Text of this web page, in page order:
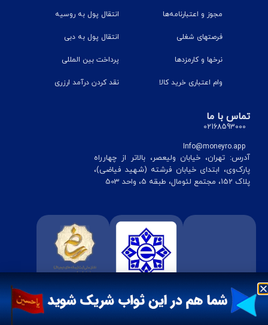
مجوز و اعتبارنامه‌ها
فرصتهای شغلی
نرخ‎ها و کارمزدها
وام اعتباری خرید کالا
انتقال پول به روسیه
انتقال پول به دبی
پرداخت بین المللی
نقد کردن درآمد ارزری
تماس با ما
02168593000
Info@moneyro.app
آدرس: تهران، خیابان ولیعصر، بالاتر از چهارراه
پارک‌وی، ابتدای خیابان فرشته (شهید فیاضی)،
پلاک 152، مجتمع لئومال، طبقه 5، واحد 503